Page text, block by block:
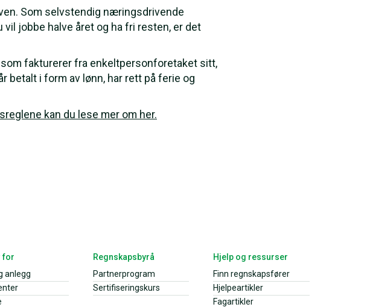
Som selvstendig næringsdrivende
jobbe halve året og ha fri resten, er det
fakturerer fra enkeltpersonforetaket sitt,
betalt i form av lønn, har rett på ferie og
kan du lese mer om her.
for
anlegg
Regnskapsbyrå
Partnerprogram
Sertifiseringskurs
Hjelp og ressurser
Finn regnskapsfører
Hjelpeartikler
Fagartikler